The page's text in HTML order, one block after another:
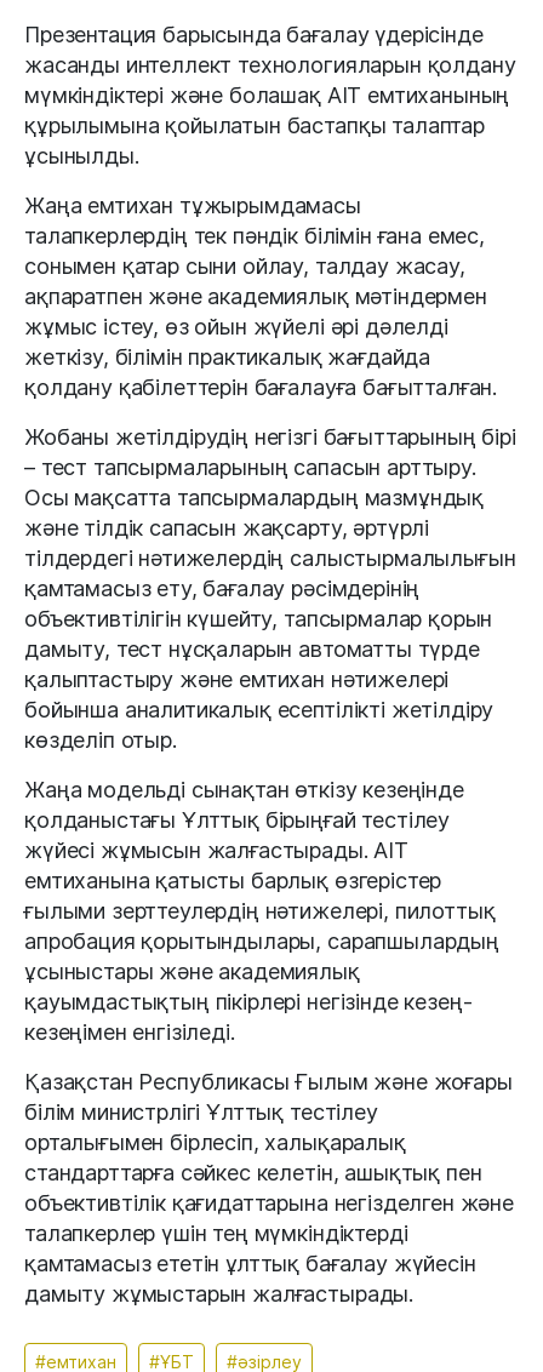
Презентация барысында бағалау үдерісінде
жасанды интеллект технологияларын қолдану
мүмкіндіктері және болашақ AIT емтиханының
құрылымына қойылатын бастапқы талаптар
ұсынылды.
Жаңа емтихан тұжырымдамасы
талапкерлердің тек пәндік білімін ғана емес,
сонымен қатар сыни ойлау, талдау жасау,
ақпаратпен және академиялық мәтіндермен
жұмыс істеу, өз ойын жүйелі әрі дәлелді
жеткізу, білімін практикалық жағдайда
қолдану қабілеттерін бағалауға бағытталған.
Жобаны жетілдірудің негізгі бағыттарының бірі
– тест тапсырмаларының сапасын арттыру.
Осы мақсатта тапсырмалардың мазмұндық
және тілдік сапасын жақсарту, әртүрлі
тілдердегі нәтижелердің салыстырмалылығын
қамтамасыз ету, бағалау рәсімдерінің
объективтілігін күшейту, тапсырмалар қорын
дамыту, тест нұсқаларын автоматты түрде
қалыптастыру және емтихан нәтижелері
бойынша аналитикалық есептілікті жетілдіру
көзделіп отыр.
Жаңа модельді сынақтан өткізу кезеңінде
қолданыстағы Ұлттық бірыңғай тестілеу
жүйесі жұмысын жалғастырады. AIT
емтиханына қатысты барлық өзгерістер
ғылыми зерттеулердің нәтижелері, пилоттық
апробация қорытындылары, сарапшылардың
ұсыныстары және академиялық
қауымдастықтың пікірлері негізінде кезең-
кезеңімен енгізіледі.
Қазақстан Республикасы Ғылым және жоғары
білім министрлігі Ұлттық тестілеу
орталығымен бірлесіп, халықаралық
стандарттарға сәйкес келетін, ашықтық пен
объективтілік қағидаттарына негізделген және
талапкерлер үшін тең мүмкіндіктерді
қамтамасыз ететін ұлттық бағалау жүйесін
дамыту жұмыстарын жалғастырады.
#емтихан #ҰБТ #әзірлеу